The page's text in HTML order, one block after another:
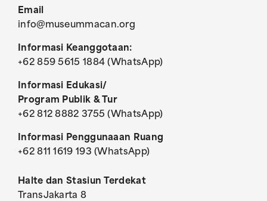
Email
info@museummacan.org
Informasi Keanggotaan:
+62 859 5615 1884 (WhatsApp)
Informasi Edukasi/
Program Publik & Tur
+62 812 8882 3755 (WhatsApp)
Informasi Penggunaaan Ruang
+62 811 1619 193 (WhatsApp)
Halte dan Stasiun Terdekat
TransJakarta 8